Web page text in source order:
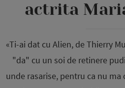
actrita
«Ti-ai dat cu Alien, de Thierry
"da" cu un soi de retinere
unde rasarise, pentru ca nu ma